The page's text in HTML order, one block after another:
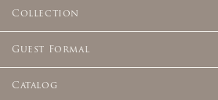
Collection
Guest Formal
Catalog